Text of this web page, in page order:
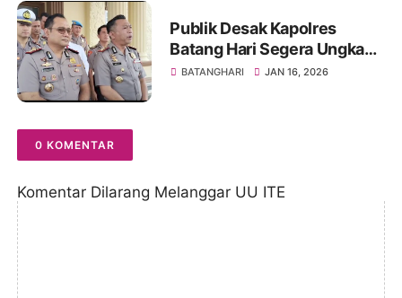
Publik Desak Kapolres
Batang Hari Segera Ungkap
Pembunuhan Pasutri
BATANGHARI JAN 16, 2026
0 KOMENTAR
Komentar Dilarang Melanggar UU ITE